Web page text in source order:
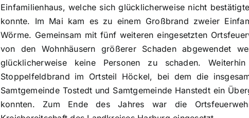
Einfamilienhaus, welche sich glücklicherweise nicht
konnte. Im Mai kam es zu einem Großbrand zweier
Wörme. Gemeinsam mit fünf weiteren eingesetzten
von den Wohnhäusern größerer Schaden abgewendet
glücklicherweise keine Personen zu schaden.
Stoppelfeldbrand im Ortsteil Höckel, bei dem die
Samtgemeinde Tostedt und Samtgemeinde Hanstedt ein
konnten. Zum Ende des Jahres war die